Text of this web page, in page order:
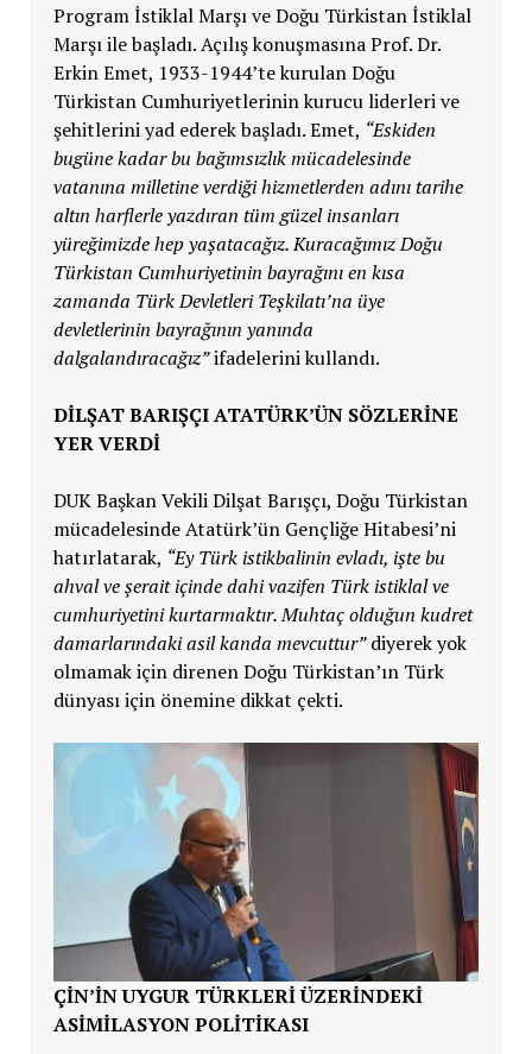
Program İstiklal Marşı ve Doğu Türkistan İstiklal
Marşı ile başladı. Açılış konuşmasına Prof. Dr.
Erkin Emet, 1933-1944’te kurulan Doğu
Türkistan Cumhuriyetlerinin kurucu liderleri ve
şehitlerini yad ederek başladı. Emet, “Eskiden
bugüne kadar bu bağımsızlık mücadelesinde
vatanına milletine verdiği hizmetlerden adını tarihe
altın harflerle yazdıran tüm güzel insanları
yüreğimizde hep yaşatacağız. Kuracağımız Doğu
Türkistan Cumhuriyetinin bayrağını en kısa
zamanda Türk Devletleri Teşkilatı’na üye
devletlerinin bayrağının yanında
dalgalandıracağız”ifadelerini kullandı.
DİLŞAT BARIŞÇI ATATÜRK’ÜN SÖZLERİNE
YER VERDİ
DUK Başkan Vekili Dilşat Barışçı, Doğu Türkistan
mücadelesinde Atatürk’ün Gençliğe Hitabesi’ni
hatırlatarak, “Ey Türk istikbalinin evladı, işte bu
ahval ve şerait içinde dahi vazifen Türk istiklal ve
cumhuriyetini kurtarmaktır. Muhtaç olduğun kudret
damarlarındaki asil kanda mevcuttur”diyerek yok
olmamak için direnen Doğu Türkistan’ın Türk
dünyası için önemine dikkat çekti.
ÇİN’İN UYGUR TÜRKLERİ ÜZERİNDEKİ
ASİMİLASYON POLİTİKASI